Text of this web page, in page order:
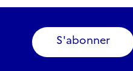
S'abonner